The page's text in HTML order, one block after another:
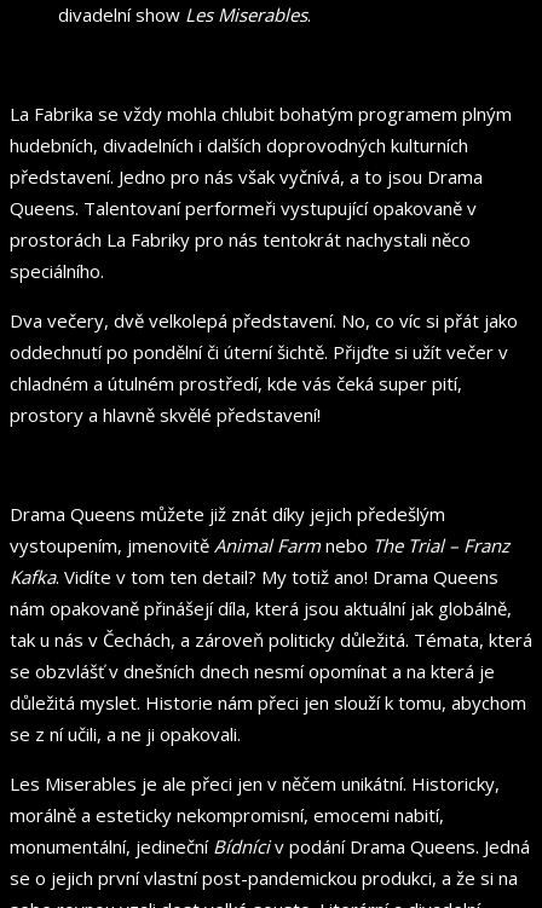
divadelní show Les Miserables.
La Fabrika se vždy mohla chlubit bohatým programem plným
hudebních, divadelních i dalších doprovodných kulturních
představení. Jedno pro nás však vyčnívá, a to jsou Drama
Queens. Talentovaní performeři vystupující opakovaně v
prostorách La Fabriky pro nás tentokrát nachystali něco
speciálního.
Dva večery, dvě velkolepá představení. No, co víc si přát jako
oddechnutí po pondělní či úterní šichtě. Přijďte si užít večer v
chladném a útulném prostředí, kde vás čeká super pití,
prostory a hlavně skvělé představení!
Drama Queens můžete již znát díky jejich předešlým
vystoupením, jmenovitě Animal Farmnebo The Trial – Franz
Kafka. Vidíte v tom ten detail? My totiž ano! Drama Queens
nám opakovaně přinášejí díla, která jsou aktuální jak globálně,
tak u nás v Čechách, a zároveň politicky důležitá. Témata, která
se obzvlášť v dnešních dnech nesmí opomínat a na která je
důležitá myslet. Historie nám přeci jen slouží k tomu, abychom
se z ní učili, a ne ji opakovali.
Les Miserables je ale přeci jen v něčem unikátní. Historicky,
morálně a esteticky nekompromisní, emocemi nabití,
monumentální, jedineční Bídníciv podání Drama Queens. Jedná
se o jejich první vlastní post-pandemickou produkci, a že si na